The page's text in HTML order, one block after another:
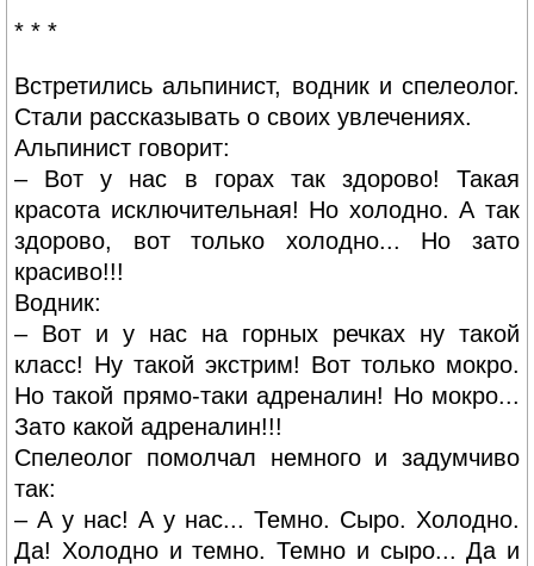
* * *
Встретились альпинист, водник и спелеолог.
Стали рассказывать о своих увлечениях.
Альпинист говорит:
– Вот у нас в горах так здорово! Такая
красота исключительная! Но холодно. А так
здорово, вот только холодно... Но зато
красиво!!!
Водник:
– Вот и у нас на горных речках ну такой
класс! Ну такой экстрим! Вот только мокро.
Но такой прямо-таки адреналин! Но мокро...
Зато какой адреналин!!!
Спелеолог помолчал немного и задумчиво
так:
– А у нас! А у нас... Темно. Сыро. Холодно.
Да! Холодно и темно. Темно и сыро... Да и